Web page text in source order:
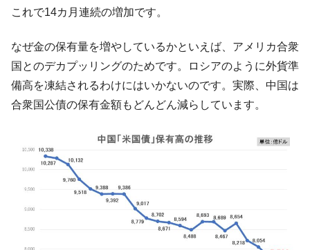
これで14カ月連続の増加です。
なぜ金の保有量を増やしているかといえば、アメリカ合衆
国とのデカプッリングのためです。ロシアのように外貨準
備高を凍結されるわけにはいかないのです。実際、中国は
合衆国公債の保有金額もどんどん減らしています。